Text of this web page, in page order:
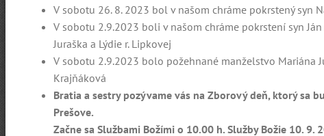
V sobotu 26. 8. 2023 bol v našom chráme pokrstený syn
V sobotu 2.9.2023 boli v našom chráme pokrstení syn
Juraška a Lýdie r. Lipkovej
V sobotu 2.9.2023 bolo požehnané manželstvo Mariána
Krajňáková
Bratia a sestry pozývame vás na Zborový deň, ktorý sa
Prešove.
Začne sa Službami Božími o 10.00 h. Služby Božie 10.